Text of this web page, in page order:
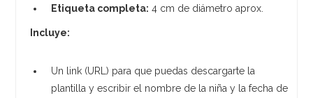
Etiqueta completa: 4 cm de diámetro aprox.
Incluye:
Un link (URL) para que puedas descargarte la
plantilla y escribir el nombre de la niña y la fecha de